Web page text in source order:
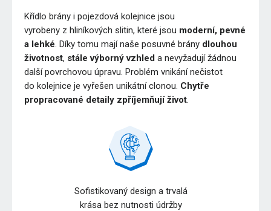
Křídlo brány i pojezdová kolejnice jsou
vyrobeny z hliníkových slitin, které jsou moderní, pevné
a lehké. Díky tomu mají naše posuvné brány dlouhou
životnost, stále výborný vzhled a nevyžadují žádnou
další povrchovou úpravu. Problém vnikání nečistot
do kolejnice je vyřešen unikátní clonou. Chytře
propracované detaily zpříjemňují život.
Sofistikovaný design a trvalá
krása bez nutnosti údržby